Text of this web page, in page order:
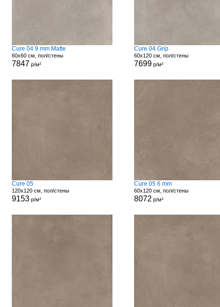
Cure 04 9 mm Matte
60x60 см, пол/стены
7847 р/м²
Cure 04 Grip
60x120 см, пол/стены
7699р/м²
Cure 05
120x120 см, пол/стены
9153р/м²
Cure 05 6 mm
60x120 см, пол/стены
8072 р/м²